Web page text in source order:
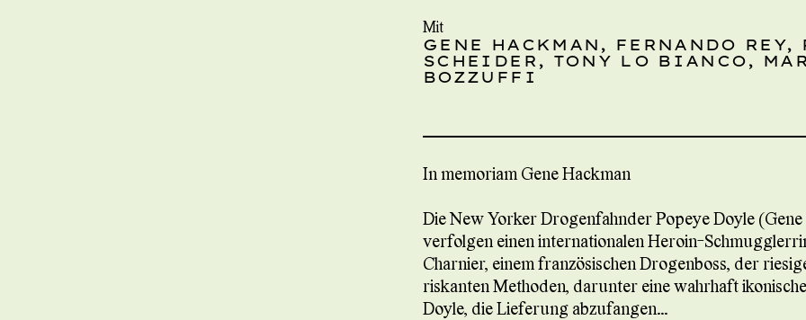
Mit
GENE HACKMAN, FERNANDO REY,
SCHEIDER, TONY LO BIANCO,
BOZZUFFI
In memoriam Gene Hackman
Die New Yorker Drogenfahnder Popeye Doyle
verfolgen einen internationalen Heroin-
Charnier, einem französischen Drogenboss, der
riskanten Methoden, darunter eine wahrhaft
Doyle, die Lieferung abzufangen...